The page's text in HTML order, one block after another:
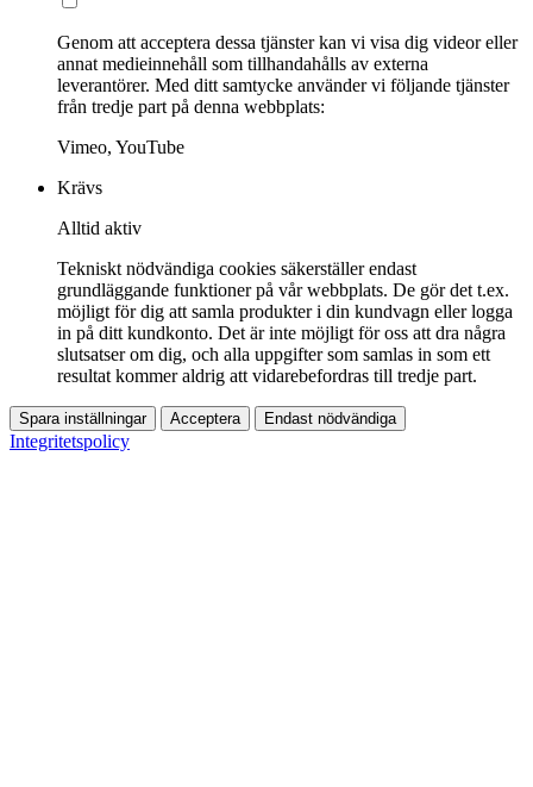
Genom att acceptera dessa tjänster kan vi visa dig videor eller
annat medieinnehåll som tillhandahålls av externa
leverantörer. Med ditt samtycke använder vi följande tjänster
från tredje part på denna webbplats:
Vimeo, YouTube
Krävs
Alltid aktiv
Tekniskt nödvändiga cookies säkerställer endast
grundläggande funktioner på vår webbplats. De gör det t.ex.
möjligt för dig att samla produkter i din kundvagn eller logga
in på ditt kundkonto. Det är inte möjligt för oss att dra några
slutsatser om dig, och alla uppgifter som samlas in som ett
resultat kommer aldrig att vidarebefordras till tredje part.
Spara inställningar Acceptera Endast nödvändiga
Integritetspolicy